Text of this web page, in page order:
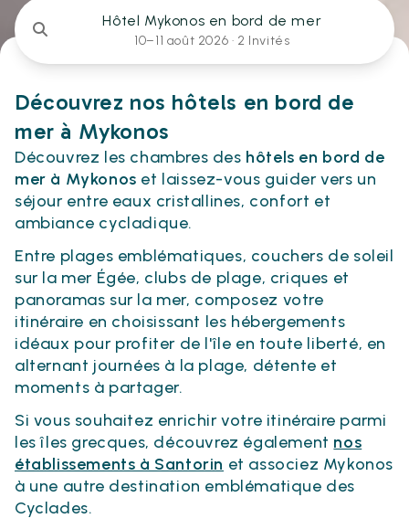
Hôtel Mykonos en bord de mer
10–11 août 2026 · 2 Invités
Découvrez nos hôtels en bord de
mer à Mykonos
Découvrez les chambres des hôtels en bord de
mer à Mykonos et laissez-vous guider vers un
séjour entre eaux cristallines, confort et
ambiance cycladique.
Entre plages emblématiques, couchers de soleil
sur la mer Égée, clubs de plage, criques et
panoramas sur la mer, composez votre
itinéraire en choisissant les hébergements
idéaux pour profiter de l'île en toute liberté, en
alternant journées à la plage, détente et
moments à partager.
Si vous souhaitez enrichir votre itinéraire parmi
les îles grecques, découvrez également nos
établissements à Santorin et associez Mykonos
à une autre destination emblématique des
Cyclades.